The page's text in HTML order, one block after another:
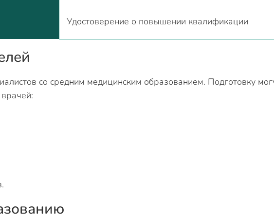
Удостоверение о повышении квалификации
со средним медицинским образованием. Подготовку